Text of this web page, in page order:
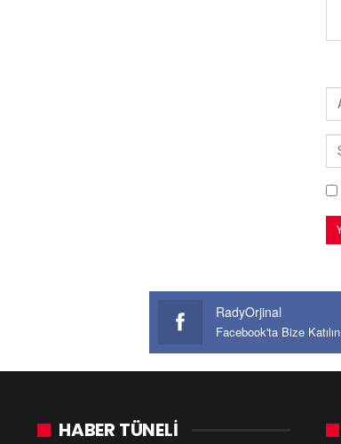
RadyOrjinal
Facebook'ta Bize Katılın
HABER TÜNELİ